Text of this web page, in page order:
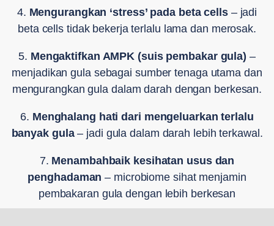
4. Mengurangkan ‘stress’ pada beta cells– jadi
beta cells tidak bekerja terlalu lama dan merosak.
5. Mengaktifkan AMPK (suis pembakar gula) –
menjadikan gula sebagai sumber tenaga utama dan
mengurangkan gula dalam darah dengan berkesan.
6. Menghalang hati dari mengeluarkan terlalu
banyak gula– jadi gula dalam darah lebih terkawal.
7. Menambahbaik kesihatan usus dan
penghadaman – microbiome sihat menjamin
pembakaran gula dengan lebih berkesan